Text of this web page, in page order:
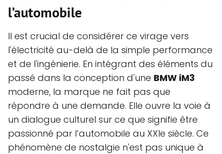
l’automobile
Il est crucial de considérer ce virage vers
l'électricité au-delà de la simple performance
et de l'ingénierie. En intégrant des éléments du
passé dans la conception d'une BMW iM3
moderne, la marque ne fait pas que
répondre à une demande. Elle ouvre la voie à
un dialogue culturel sur ce que signifie être
passionné par l’automobile au XXIe siècle. Ce
phénomène de nostalgie n'est pas unique à